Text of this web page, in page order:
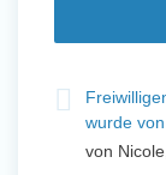
und
wurde
von